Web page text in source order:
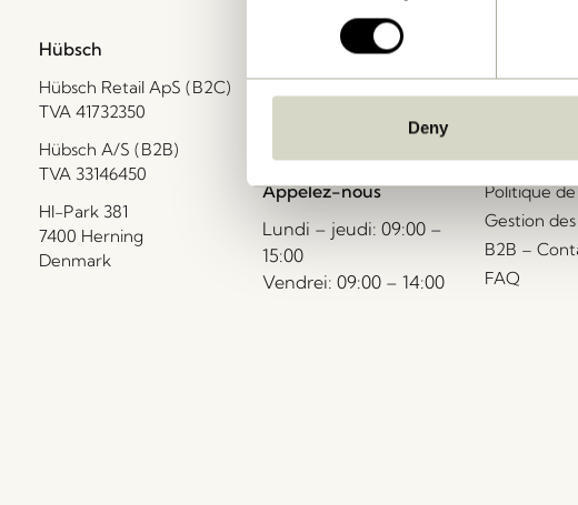
Deny
Hübsch
Hübsch Retail ApS (B2C)
TVA 41732350
Hübsch A/S (B2B)
TVA 33146450
HI-Park 381
7400 Herning
Denmark
Contactez-nous
interior.com
Appelez-nous
Lundi – jeudi: 09:00 –
15:00
Vendrei: 09:00 – 14:00
Aide &
Politique
Gestion
B2B –
FAQ